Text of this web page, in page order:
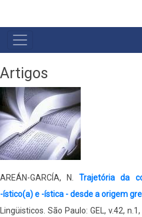
NAVEGAÇÃO
PRINCIPAL
Artigos
AREÁN-GARCÍA, N.Trajetória da
-ístico(a) e -ística - desde a origem
Lingüisticos. São Paulo: GEL, v.42,